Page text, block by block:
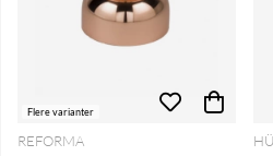
Flere varianter
REFORMA